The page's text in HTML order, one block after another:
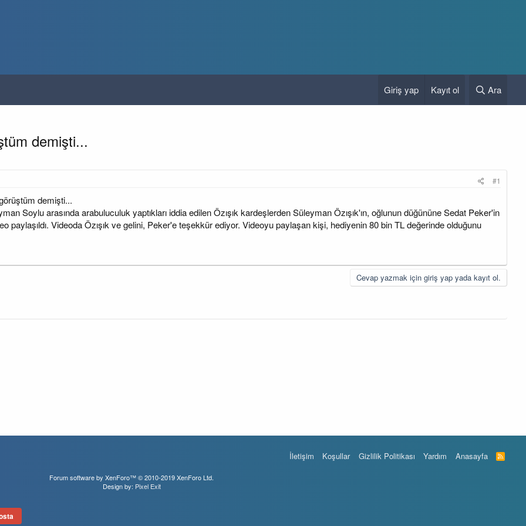
Giriş yap Kayıt ol Ara
demişti...
#1
demişti...
Soylu arasında arabuluculuk yaptıkları iddia edilen Özışık kardeşlerden Süleyman Özışık'ın, oğlunun düğününe Sedat Peker'in
paylaşıldı. Videoda Özışık ve gelini, Peker'e teşekkür ediyor. Videoyu paylaşan kişi, hediyenin 80 bin TL değerinde olduğunu
Cevap yazmak için giriş yap yada kayıt ol.
İletişim Koşullar Gizlilik Politikası Yardım Anasayfa
R
S
Forum software by XenForo™© 2010-2019 XenForo Ltd.
Design by: Pixel Exit